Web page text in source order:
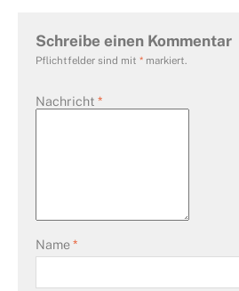
Schreibe einen Kommentar
Pflichtfelder sind mit * markiert.
Nachricht *
Name*